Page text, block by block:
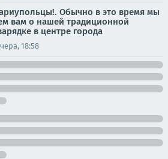
Обычно в это время мы
вам о нашей традиционной
в центре города
18:58